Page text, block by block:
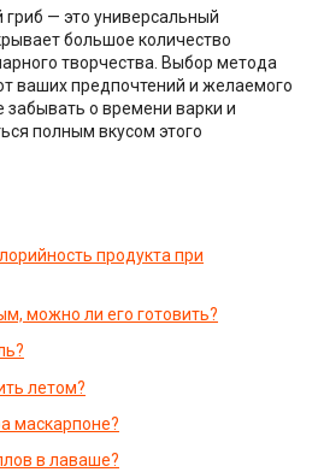
гриб — это универсальный
большое количество
творчества. Выбор метода
ваших предпочтений и желаемого
забывать о времени варки и
полным вкусом этого
продукта при
можно ли его готовить?
летом?
маскарпоне?
в лаваше?